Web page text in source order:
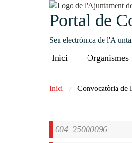
Portal de
Seu electrònica de
Inici Organismes
Inici Convocatòria de
004_25000096